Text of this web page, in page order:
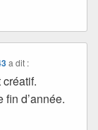
a dit :
d’année.